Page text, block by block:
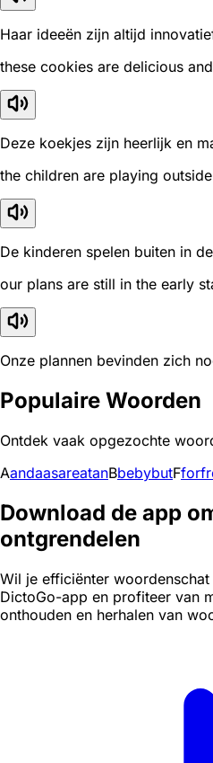
Haar ideeën zijn altijd
these cookies are delicious
Deze koekjes zijn heerlijk en
the children are playing
De kinderen spelen buiten in
our plans are still in the early
Onze plannen bevinden zich
Populaire Woorden
Ontdek vaak opgezochte
AandaasareatanBbebybutFfor
Download de app
ontgrendelen
Wil je efficiënter
DictoGo-app en profiteer van
onthouden en herhalen van